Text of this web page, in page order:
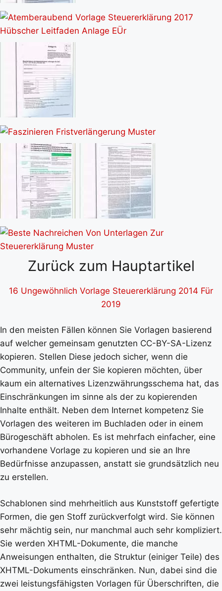
Zurück zum Hauptartikel
16 Ungewöhnlich Vorlage Steuererklärung 2014 Für
2019
In den meisten Fällen können Sie Vorlagen basierend
auf welcher gemeinsam genutzten CC-BY-SA-Lizenz
kopieren. Stellen Diese jedoch sicher, wenn die
Community, unfein der Sie kopieren möchten, über
kaum ein alternatives Lizenzwährungsschema hat, das
Einschränkungen im sinne als der zu kopierenden
Inhalte enthält. Neben dem Internet kompetenz Sie
Vorlagen des weiteren im Buchladen oder in einem
Bürogeschäft abholen. Es ist mehrfach einfacher, eine
vorhandene Vorlage zu kopieren und sie an Ihre
Bedürfnisse anzupassen, anstatt sie grundsätzlich neu
zu erstellen.
Schablonen sind mehrheitlich aus Kunststoff gefertigte
Formen, die gen Stoff zurückverfolgt wird. Sie können
sehr mächtig sein, nur manchmal auch sehr kompliziert.
Sie werden XHTML-Dokumente, die manche
Anweisungen enthalten, die Struktur (einiger Teile) des
XHTML-Dokuments einschränken. Nun, dabei sind die
zwei leistungsfähigsten Vorlagen für Überschriften, die